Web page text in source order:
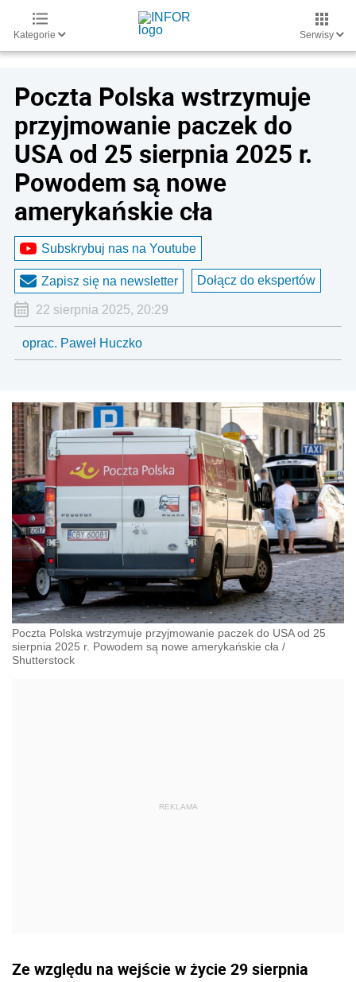
Kategorie Serwisy
Poczta Polska wstrzymuje
przyjmowanie paczek do
USA od 25 sierpnia 2025 r.
Powodem są nowe
amerykańskie cła
Subskrybuj nas na Youtube
Zapisz się na newsletter Dołącz do ekspertów
22 sierpnia 2025, 20:29
oprac. Paweł Huczko
Poczta Polska wstrzymuje przyjmowanie paczek do USA od 25
sierpnia 2025 r. Powodem są nowe amerykańskie cła /
Shutterstock
Ze względu na wejście w życie 29 sierpnia